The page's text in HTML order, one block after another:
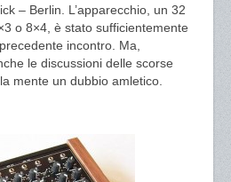
– Berlin. L’apparecchio, un 32
o 8×4, è stato sufficientemente
incontro. Ma,
le discussioni delle scorse
mente un dubbio amletico.